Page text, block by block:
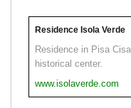
Residence Isola Verde
Residence in Pisa
historical center.
www.isolaverde.com